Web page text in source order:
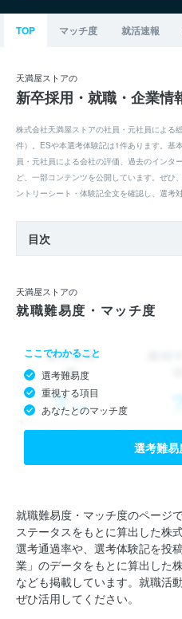
TOP マッチ度 就活速報
天満屋ストアの
新卒採用・就職・企業情
株式会社天満屋ストアの社員・元社員による
件）。ESや本選考体験記は1件あります。基
員・元社員による会社の評価、過去のインタ
ど、一部コンテンツを公開しています。ぜひ
ントリーシート・体験記全文を確認し、選考
目次
天満屋ストアの
就職難易度・マッチ度
ここでわかること
選考難易度
重視する項目
あなたとのマッチ度
選考難易
就職難易度・マッチ度のページ
ステータスをもとに算出した株
選考通過率や、選考体験記を投
業」のデータをもとに算出した
なども掲載しています。就職活
ぜひ活用してください。